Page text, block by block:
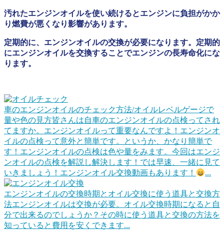
汚れたエンジンオイルを使い続けるとエンジンに負担がかか
り燃費が悪くなり影響があります。
定期的に、エンジンオイルの交換が必要になります。定期的
にエンジンオイルを交換することでエンジンの長寿命化にな
ります。
車のエンジンオイルのチェック方法/オイルレベルゲージで
量や色の見方皆さんは自車のエンジンオイルの点検ってされ
てますか。エンジンオイルって重要なんですよ！エンジンオ
イルの点検って意外と簡単です。というか、かなり簡単で
す！エンジンオイルの点検は色や量をみます。今回はエンジ
ンオイルの点検を解説し解決します！では早速、一緒に見て
いきましょう！エンジンオイル交換動画もあります！
...
エンジンオイルの交換時期とオイル交換に使う道具と交換方
法エンジンオイルは交換が必要。オイル交換時期になると自
分で出来るのでしょうか？その時に使う道具と交換の方法を
知っていると費用を安くできます...